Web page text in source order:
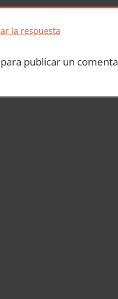
la respuesta
publicar un